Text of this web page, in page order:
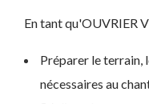
En tant qu'OUVRIER
Préparer le terrain,
nécessaires au